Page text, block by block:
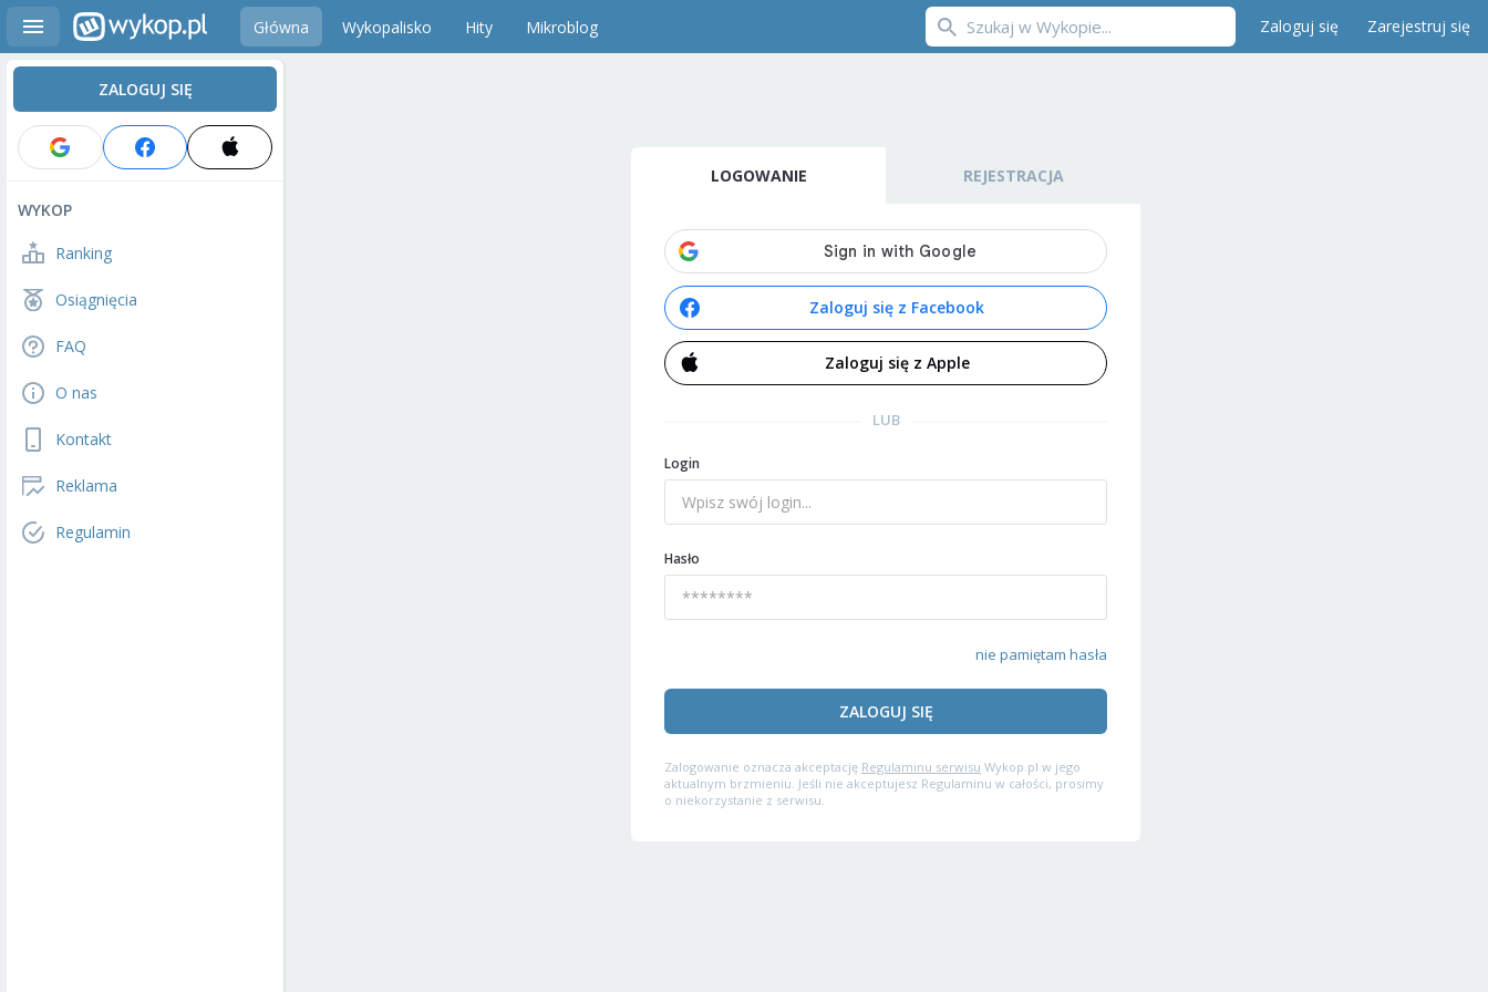
Główna Wykopalisko Hity Mikroblog Zaloguj się Zarejestruj się
ZALOGUJ SIĘ
WYKOP
Ranking
Osiągnięcia
FAQ
O nas
Kontakt
Reklama
Regulamin
LOGOWANIE REJESTRACJA
Zaloguj się z Facebook
Zaloguj się z Apple
LUB
Login
Hasło
nie pamiętam hasła
ZALOGUJ SIĘ
Zalogowanie oznacza akceptację Regulaminu serwisu Wykop.pl w jego
aktualnym brzmieniu. Jeśli nie akceptujesz Regulaminu w całości, prosimy
o niekorzystanie z serwisu.